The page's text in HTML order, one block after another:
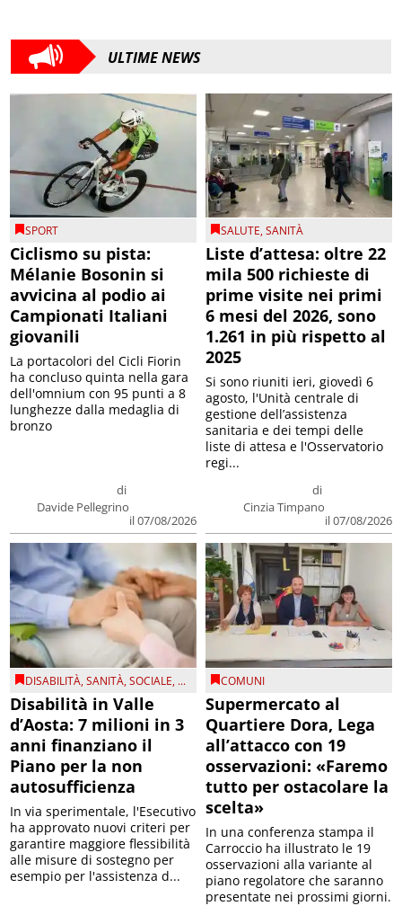
ULTIME NEWS
SPORT
Ciclismo su pista:
Mélanie Bosonin si
avvicina al podio ai
Campionati Italiani
giovanili
di
Davide Pellegrino
il 07/08/2026
La portacolori del Cicli Fiorin
ha concluso quinta nella gara
dell'omnium con 95 punti a 8
lunghezze dalla medaglia di
bronzo
SALUTE,SANITÀ
Liste d’attesa: oltre 22
mila 500 richieste di
prime visite nei primi
6 mesi del 2026, sono
1.261 in più rispetto al
2025
di
Cinzia Timpano
il 07/08/2026
Si sono riuniti ieri, giovedì 6
agosto, l'Unità centrale di
gestione dell’assistenza
sanitaria e dei tempi delle
liste di attesa e l'Osservatorio
regi...
DISABILITÀ,SANITÀ,SOCIALE, ...
Disabilità in Valle
d’Aosta: 7 milioni in 3
anni finanziano il
Piano per la non
autosufficienza
In via sperimentale, l'Esecutivo
ha approvato nuovi criteri per
garantire maggiore flessibilità
alle misure di sostegno per
esempio per l'assistenza d...
COMUNI
Supermercato al
Quartiere Dora, Lega
all’attacco con 19
osservazioni: «Faremo
tutto per ostacolare la
scelta»
In una conferenza stampa il
Carroccio ha illustrato le 19
osservazioni alla variante al
piano regolatore che saranno
presentate nei prossimi giorni.